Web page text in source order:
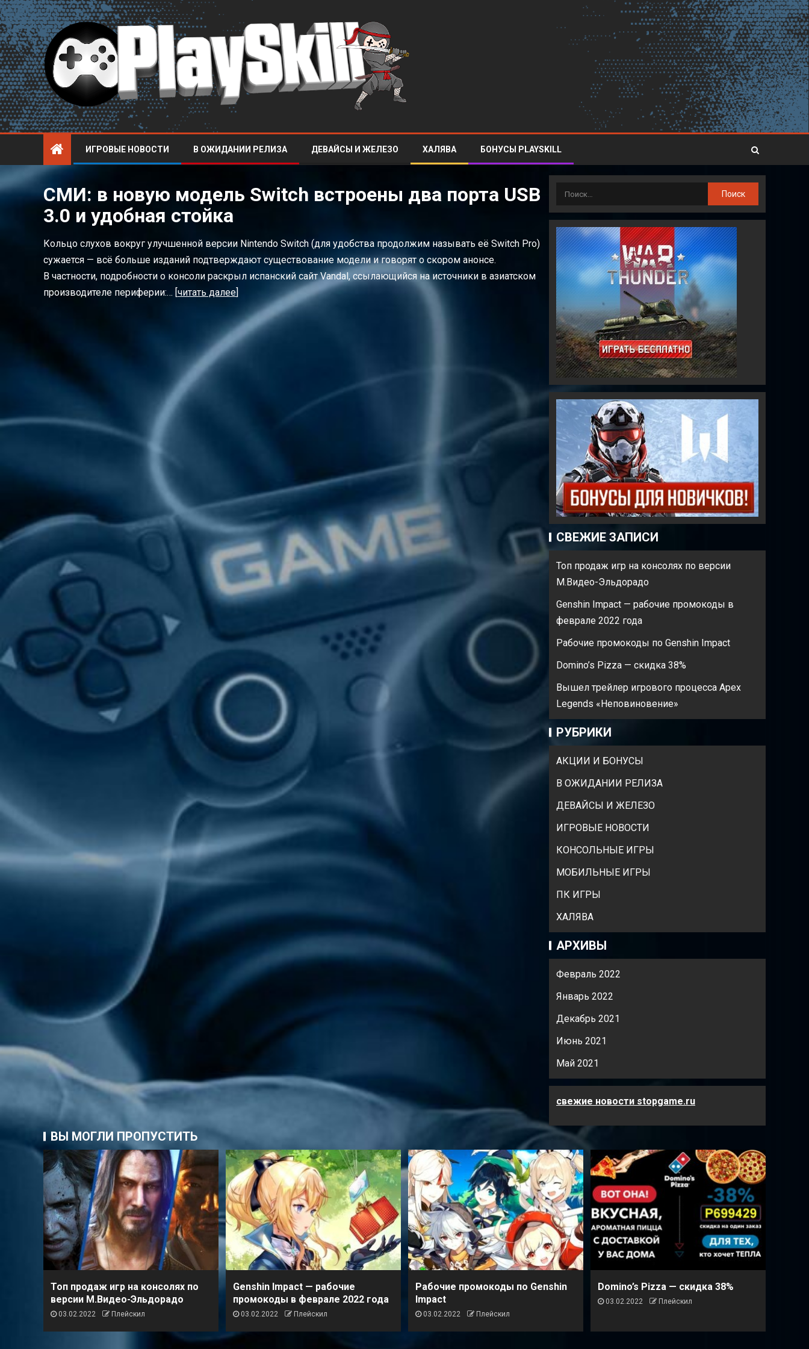
ИГРОВЫЕ НОВОСТИ В ОЖИДАНИИ РЕЛИЗА ДЕВАЙСЫ И ЖЕЛЕЗО ХАЛЯВА БОНУСЫ PLAYSKILL
СМИ: в новую модель Switch встроены два порта USB
3.0 и удобная стойка
Кольцо слухов вокруг улучшенной версии Nintendo Switch (для удобства продолжим называть её Switch Pro)
сужается — всё больше изданий подтверждают существование модели и говорят о скором анонсе.
В частности, подробности о консоли раскрыл испанский сайт Vandal, ссылающийся на источники в азиатском
производителе периферии:… [читать далее]
СВЕЖИЕ ЗАПИСИ
Топ продаж игр на консолях по версии
М.Видео-Эльдорадо
Genshin Impact — рабочие промокоды в
феврале 2022 года
Рабочие промокоды по Genshin Impact
Domino’s Pizza — cкидка 38%
Вышел трейлер игрового процесса Apex
Legends «Неповиновение»
РУБРИКИ
АКЦИИ И БОНУСЫ
В ОЖИДАНИИ РЕЛИЗА
ДЕВАЙСЫ И ЖЕЛЕЗО
ИГРОВЫЕ НОВОСТИ
КОНСОЛЬНЫЕ ИГРЫ
МОБИЛЬНЫЕ ИГРЫ
ПК ИГРЫ
ХАЛЯВА
АРХИВЫ
Февраль 2022
Январь 2022
Декабрь 2021
Июнь 2021
Май 2021
свежие новости stopgame.ru
ВЫ МОГЛИ ПРОПУСТИТЬ
Топ продаж игр на консолях по
версии М.Видео-Эльдорадо
03.02.2022 Плейскил
Genshin Impact — рабочие
промокоды в феврале 2022 года
03.02.2022 Плейскил
Рабочие промокоды по Genshin
Impact
03.02.2022 Плейскил
Domino’s Pizza — cкидка 38%
03.02.2022 Плейскил